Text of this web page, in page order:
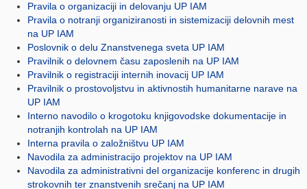
Pravila o organizaciji in delovanju UP IAM
Pravila o notranji organiziranosti in sistemizaciji delovnih mest
na UP IAM
Poslovnik o delu Znanstvenega sveta UP IAM
Pravilnik o delovnem času zaposlenih na UP IAM
Pravilnik o registraciji internih inovacij UP IAM
Pravilnik o prostovoljstvu in aktivnostih humanitarne narave na
UP IAM
Interno navodilo o krogotoku knjigovodske dokumentacije in
notranjih kontrolah na UP IAM
Interna pravila o založništvu UP IAM
Navodila za administracijo projektov na UP IAM
Navodila za administrativni del organizacije konferenc in drugih
strokovnih ter znanstvenih srečanj na UP IAM